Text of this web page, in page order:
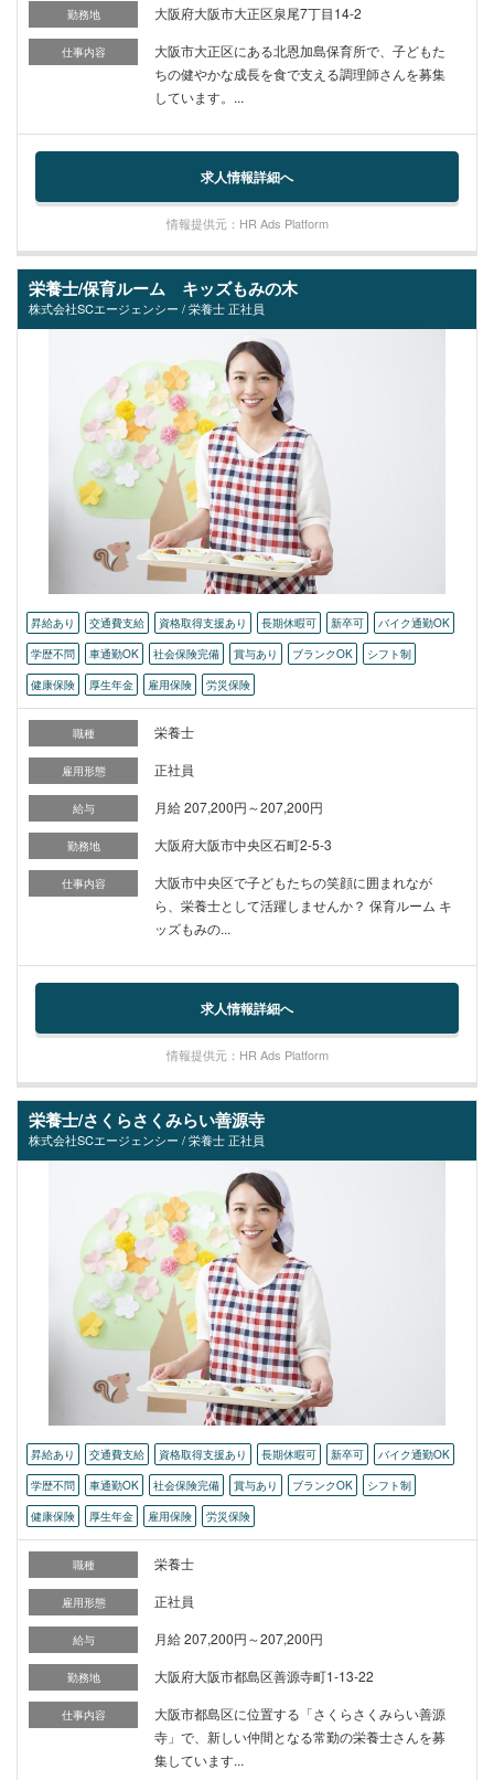
勤務地 大阪府大阪市大正区泉尾7丁目14-2
仕事内容
大阪市大正区にある北恩加島保育所で、子どもた
ちの健やかな成長を食で支える調理師さんを募集
しています。...
求人情報詳細へ
情報提供元：HR Ads Platform
栄養士/保育ルーム キッズもみの木
株式会社SCエージェンシー / 栄養士 正社員
昇給あり 交通費支給 資格取得支援あり 長期休暇可 新卒可
バイク通勤OK
学歴不問
車通勤OK 社会保険完備 賞与あり ブランクOK
シフト制
健康保険
厚生年金 雇用保険 労災保険
職種 栄養士
雇用形態 正社員
給与 月給 207,200円～207,200円
勤務地 大阪府大阪市中央区石町2-5-3
仕事内容
大阪市中央区で子どもたちの笑顔に囲まれなが
ら、栄養士として活躍しませんか？ 保育ルーム キ
ッズもみの...
求人情報詳細へ
情報提供元：HR Ads Platform
栄養士/さくらさくみらい善源寺
株式会社SCエージェンシー / 栄養士 正社員
昇給あり 交通費支給 資格取得支援あり 長期休暇可 新卒可
バイク通勤OK
学歴不問
車通勤OK 社会保険完備 賞与あり ブランクOK
シフト制
健康保険
厚生年金 雇用保険 労災保険
職種 栄養士
雇用形態 正社員
給与 月給 207,200円～207,200円
勤務地 大阪府大阪市都島区善源寺町1-13-22
仕事内容
大阪市都島区に位置する「さくらさくみらい善源
寺」で、新しい仲間となる常勤の栄養士さんを募
集しています...